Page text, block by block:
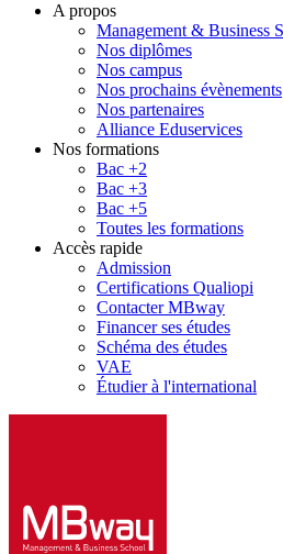
A propos
Management & Business
Nos diplômes
Nos campus
Nos prochains évènements
Nos partenaires
Alliance Eduservices
Nos formations
Bac +2
Bac +3
Bac +5
Toutes les formations
Accès rapide
Admission
Certifications Qualiopi
Contacter MBway
Financer ses études
Schéma des études
VAE
Étudier à l'international